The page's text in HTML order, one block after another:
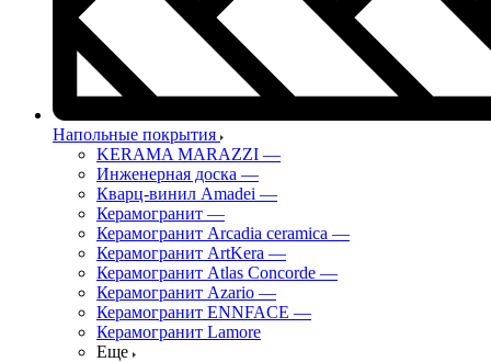
Напольные покрытия
KERAMA MARAZZI —
Инженерная доска —
Кварц-винил Amadei —
Керамогранит —
Керамогранит Arcadia ceramica —
Керамогранит ArtKera —
Керамогранит Atlas Concorde —
Керамогранит Azario —
Керамогранит ENNFACE —
Керамогранит Lamore
Еще